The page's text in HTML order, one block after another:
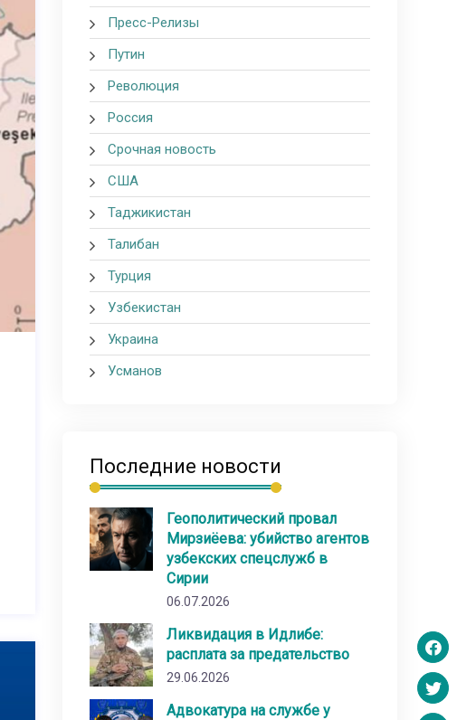
Пресс-Релизы
Путин
Революция
Россия
Срочная новость
США
Таджикистан
Талибан
Турция
Узбекистан
Украина
Усманов
Последние новости
Геополитический провал
Мирзиёева: убийство агентов
узбекских спецслужб в
Сирии
06.07.2026
Ликвидация в Идлибе:
расплата за предательство
29.06.2026
Адвокатура на службе у